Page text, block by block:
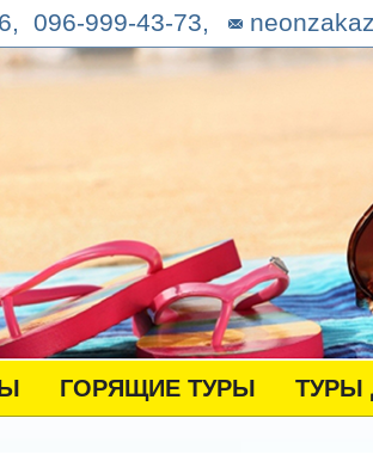
096-999-43-73,
ГОРЯЩИЕ ТУРЫ ТУРЫ